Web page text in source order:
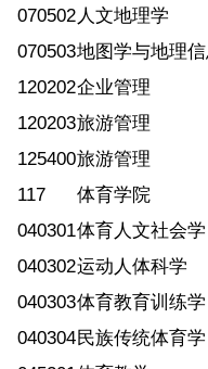
070502 人文地理学
070503地图学与地理
120202企业管理
120203旅游管理
125400旅游管理
117
体育学院
040301体育人文社会学
040302运动人体科学
040303体育教育训练学
040304民族传统体育学